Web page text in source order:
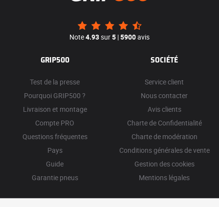
Note4.93sur5 |5900avis
GRIP500
Test de la presse
Pourquoi GRIP500 ?
Livraison et montage
Compte PRO
Questions fréquentes
Pays
Guide
Garantie pneus
SOCIÉTÉ
Service client
Nous contacter
Avis clients
Charte de Confidentialité
Charte de modération
Conditions générales de vente
Gestion des cookies
Mentions légales